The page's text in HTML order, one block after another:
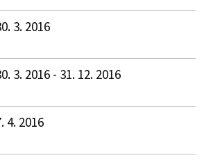
3. 2016
3. 2016 - 31. 12. 2016
4. 2016